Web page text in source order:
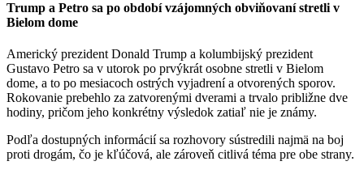
Trump a Petro sa po období vzájomných obviňovaní stretli v
Bielom dome
Americký prezident Donald Trump a kolumbijský prezident
Gustavo Petro sa v utorok po prvýkrát osobne stretli v Bielom
dome, a to po mesiacoch ostrých vyjadrení a otvorených sporov.
Rokovanie prebehlo za zatvorenými dverami a trvalo približne dve
hodiny, pričom jeho konkrétny výsledok zatiaľ nie je známy.
Podľa dostupných informácií sa rozhovory sústredili najmä na boj
proti drogám, čo je kľúčová, ale zároveň citlivá téma pre obe strany.